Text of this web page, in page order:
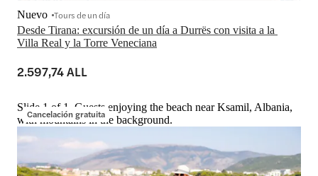
Desde Tirana: excursión de un día a Durrës con visita a la
Villa Real y la Torre Veneciana
Nuevo Tours de un día
2.597,74 ALL
Cancelación gratuita
Slide 1 of 1, Guests enjoying the beach near Ksamil, Albania,
with mountains in the background.